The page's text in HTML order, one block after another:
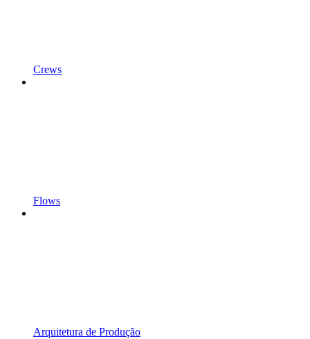
Crews
Flows
Arquitetura de Produção